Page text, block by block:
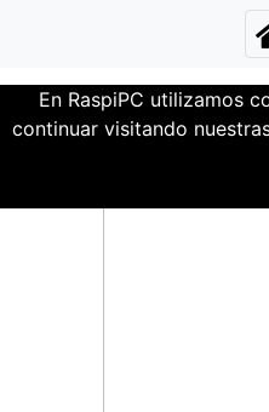
En RaspiPC utilizamos
continuar visitando
Familia Test